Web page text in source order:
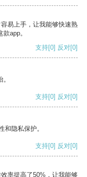
易上手，让我能够快速熟
app。
支持[0] 反对[0]
支持[0] 反对[0]
和隐私保护。
支持[0] 反对[0]
率提高了50%，让我能够